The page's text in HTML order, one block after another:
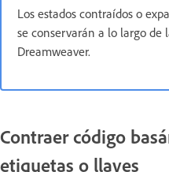
Los estados contraídos o
se conservarán a lo largo de
Dreamweaver.
Contraer código
etiquetas o llaves